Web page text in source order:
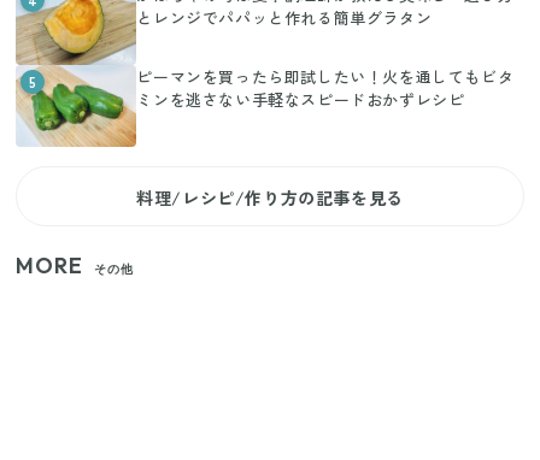
とレンジでパパッと作れる簡単グラタン
5
ピーマンを買ったら即試したい！火を通してもビタ
ミンを逃さない手軽なスピードおかずレシピ
料理/レシピ/作り方の記事を見る
MORE その他